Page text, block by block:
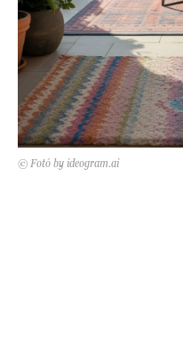
© Fotó by ideogram.ai